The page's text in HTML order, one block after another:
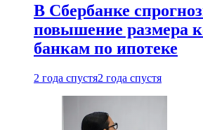
В Сбербанке
повышение размера
банкам по ипотеке
2 года спустя2 года спустя